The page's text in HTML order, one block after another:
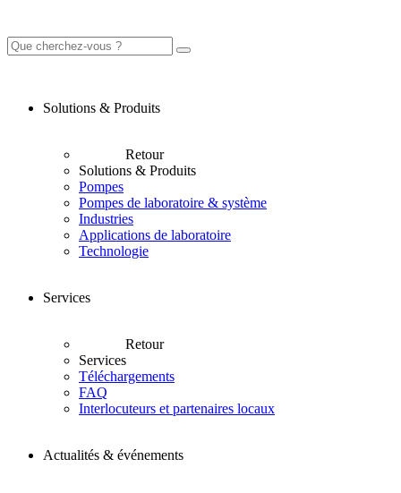
Solutions & Produits
Retour
Solutions & Produits
Pompes
Pompes de laboratoire & système
Industries
Applications de laboratoire
Technologie
Services
Retour
Services
Téléchargements
FAQ
Interlocuteurs et partenaires locaux
Actualités & événements